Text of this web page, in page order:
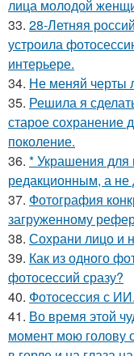
лица молодой
33. 28-Летняя
устроила
интерьере.
34. Не меняй черты
35. Решила я
старое сохранение
поколение.
36. * Украшения для
редакционным, а не
37. Фотография
загруженному
38. Сохрани лицо и
39. Как из одного
фотосессий сразу?
40. Фотосессия с ИИ.
41. Во время этой
момент мою голову